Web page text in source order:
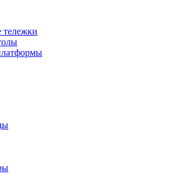
тележки